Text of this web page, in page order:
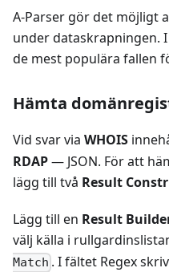
A-Parser gör det möjligt
under dataskrapningen.
de mest populära fallen
Hämta
Vid svar via WHOIS
RDAP— JSON. För att
lägg till två Result
Lägg till en Result
välj källa i
Match . I fältet Regex